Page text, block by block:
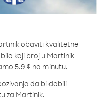
obaviti kvalitetne
koji broj u Martinik -
5.9 ¢ na minutu.
da bi dobili
za Martinik.